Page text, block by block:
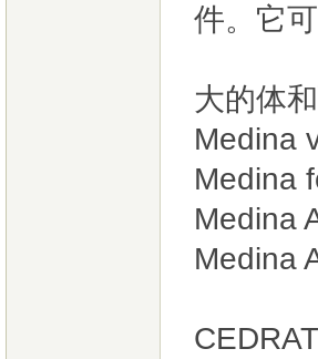
件。它
具有
大的体
Medina
Medina
Medina
Medina